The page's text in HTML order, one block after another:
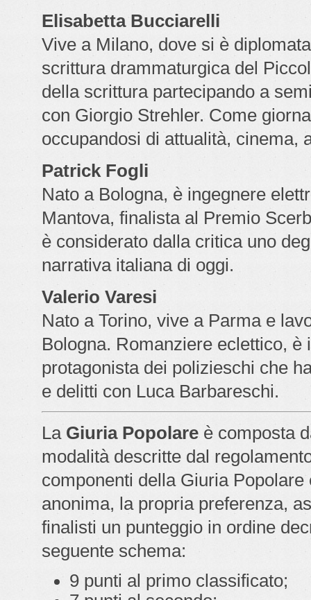
Elisabetta Bucciarelli
Vive a Milano, dove si è
scrittura drammaturgica del
della scrittura partecipando a
con Giorgio Strehler. Come
occupandosi di attualità, cinema,
Patrick Fogli
Nato a Bologna, è ingegnere
Mantova, finalista al Premio
è considerato dalla critica uno
narrativa italiana di oggi.
Valerio Varesi
Nato a Torino, vive a Parma e
Bologna. Romanziere eclettico,
protagonista dei polizieschi che
e delitti con Luca Barbareschi.
La Giuria Popolare è composta
modalità descritte dal
componenti della Giuria
anonima, la propria preferenza,
finalisti un punteggio in ordine
seguente schema:
9 punti al primo classificato;